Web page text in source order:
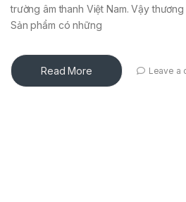
trường âm thanh Việt Nam. Vậy
Sản phẩm có những
Read More Leave a